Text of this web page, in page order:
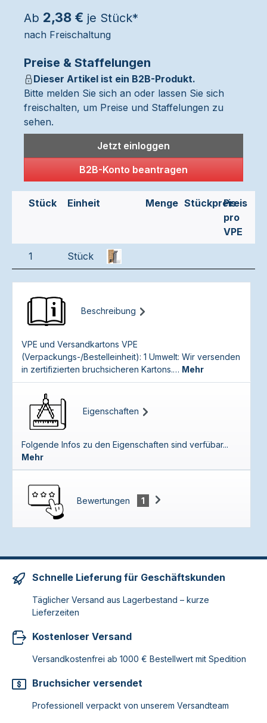
Ab 2,38 € je Stück*
nach Freischaltung
Preise & Staffelungen
Dieser Artikel ist ein B2B-Produkt.
Bitte melden Sie sich an oder lassen Sie sich
freischalten, um Preise und Staffelungen zu
sehen.
Jetzt einloggen
B2B-Konto beantragen
Stück Einheit Menge StückpreisPreis
pro
VPE
1 Stück
Beschreibung
VPE und Versandkartons VPE
(Verpackungs-/Bestelleinheit): 1 Umwelt: Wir versenden
in zertifizierten bruchsicheren Kartons.… Mehr
Eigenschaften
Folgende Infos zu den Eigenschaften sind verfübar...
Mehr
Bewertungen 1
Schnelle Lieferung für Geschäftskunden
Täglicher Versand aus Lagerbestand – kurze
Lieferzeiten
Kostenloser Versand
Versandkostenfrei ab 1000 € Bestellwert mit Spedition
Bruchsicher versendet
Professionell verpackt von unserem Versandteam